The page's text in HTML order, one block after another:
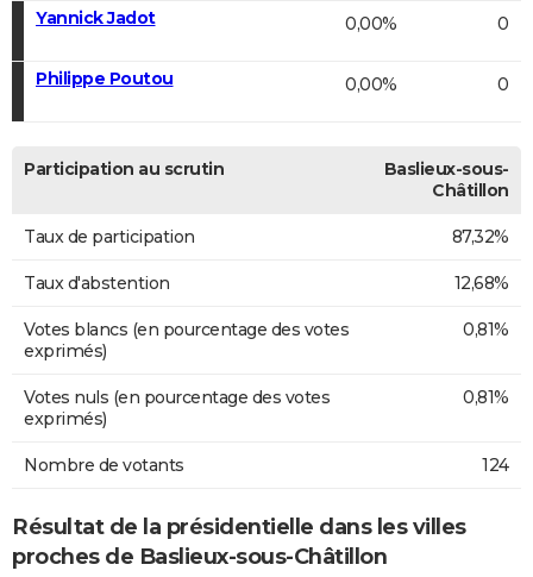
Yannick Jadot 0,00% 0
Philippe Poutou 0,00% 0
Participation au scrutin
Baslieux-sous-
Châtillon
Taux de participation 87,32%
Taux d'abstention 12,68%
Votes blancs (en pourcentage des votes
exprimés)
0,81%
Votes nuls (en pourcentage des votes
exprimés)
0,81%
Nombre de votants 124
Résultat de la présidentielle dans les villes
proches de Baslieux-sous-Châtillon